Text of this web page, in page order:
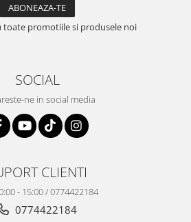
toate promotiile si produsele noi
SOCIAL
ne in social media
CLIENTI
- 15:00 / 0774422184
0774422184